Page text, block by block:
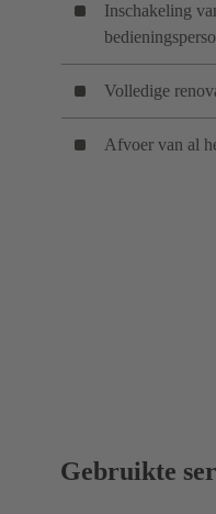
Inschakeling
Volledige
Afvoer van al
Gebruikte